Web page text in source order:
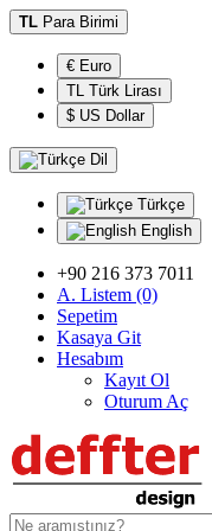
TL Para Birimi
€ Euro
TL Türk Lirası
$ US Dollar
Dil
Türkçe
English
+90 216 373 7011
A. Listem (0)
Sepetim
Kasaya Git
Hesabım
Kayıt Ol
Oturum Aç